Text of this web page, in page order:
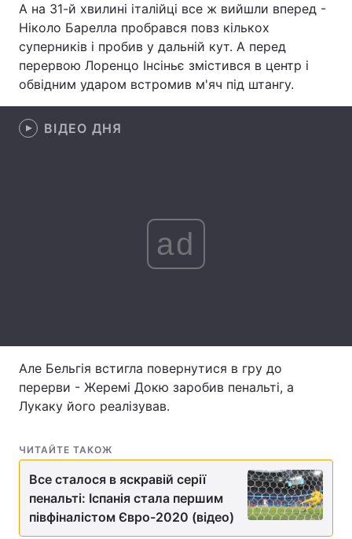
Цікавинки Погода
Екологія Регіони
Вакансії
Тема оформлення
А на 31-й хвилині італійці все ж вийшли вперед -
Ніколо Барелла пробрався повз кількох
суперників і пробив у дальній кут. А перед
перервою Лоренцо Інсіньє змістився в центр і
обвідним ударом встромив м'яч під штангу.
ВІДЕО ДНЯ
ad
Але Бельгія встигла повернутися в гру до
перерви - Жеремі Докю заробив пенальті, а
Лукаку його реалізував.
ЧИТАЙТЕ ТАКОЖ
Все сталося в яскравій серії
пенальті: Іспанія стала першим
півфіналістом Євро-2020 (відео)